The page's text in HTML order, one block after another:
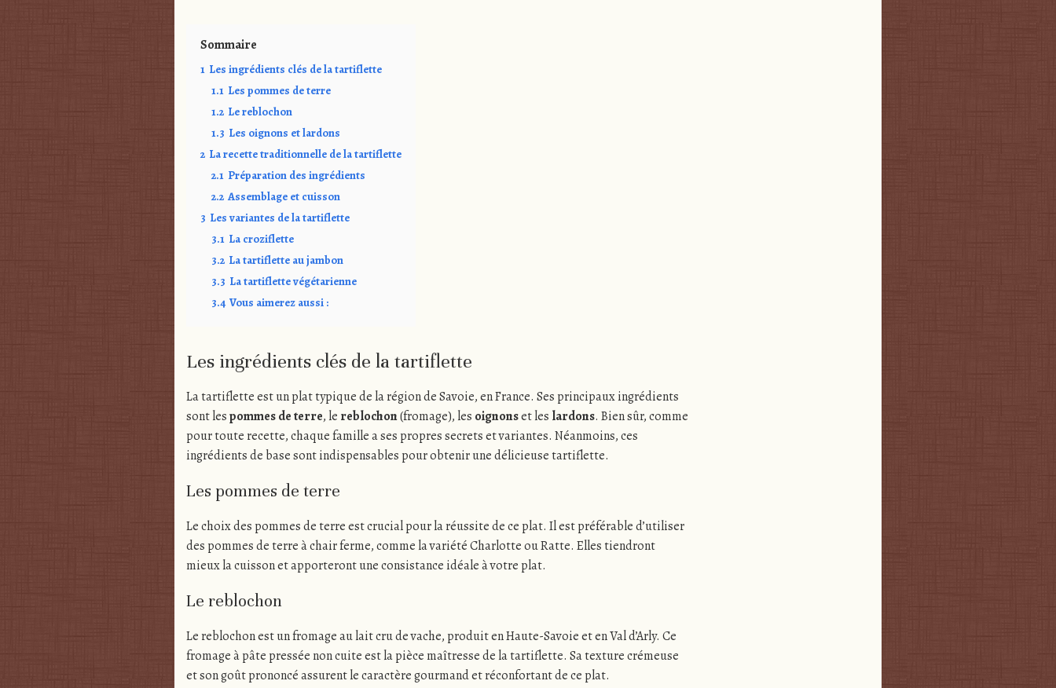
Sommaire
1 Les ingrédients clés de la tartiflette
1.1 Les pommes de terre
1.2 Le reblochon
1.3 Les oignons et lardons
2 La recette traditionnelle de la tartiflette
2.1 Préparation des ingrédients
2.2 Assemblage et cuisson
3 Les variantes de la tartiflette
3.1 La croziflette
3.2 La tartiflette au jambon
3.3 La tartiflette végétarienne
3.4 Vous aimerez aussi :
Les ingrédients clés de la tartiflette
La tartiflette est un plat typique de la région de Savoie, en France. Ses principaux ingrédients
sont lespommes de terre, le reblochon(fromage), les oignonset les lardons. Bien sûr, comme
pour toute recette, chaque famille a ses propres secrets et variantes. Néanmoins, ces
ingrédients de base sont indispensables pour obtenir une délicieuse tartiflette.
Les pommes de terre
Le choix des pommes de terre est crucial pour la réussite de ce plat. Il est préférable d’utiliser
des pommes de terre à chair ferme, comme la variété Charlotte ou Ratte. Elles tiendront
mieux la cuisson et apporteront une consistance idéale à votre plat.
Le reblochon
Le reblochon est un fromage au lait cru de vache, produit en Haute-Savoie et en Val d’Arly. Ce
fromage à pâte pressée non cuite est la pièce maîtresse de la tartiflette. Sa texture crémeuse
et son goût prononcé assurent le caractère gourmand et réconfortant de ce plat.